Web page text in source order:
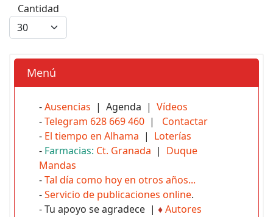
Cantidad
Menú
-Ausencias | Agenda | Vídeos
-Telegram 628 669 460 | Contactar
- El tiempo en Alhama | Loterías
- Farmacias: Ct. Granada | Duque
Mandas
-Tal día como hoy en otros años...
-Servicio de publicaciones online.
- Tu apoyo se agradece | ♦Autores